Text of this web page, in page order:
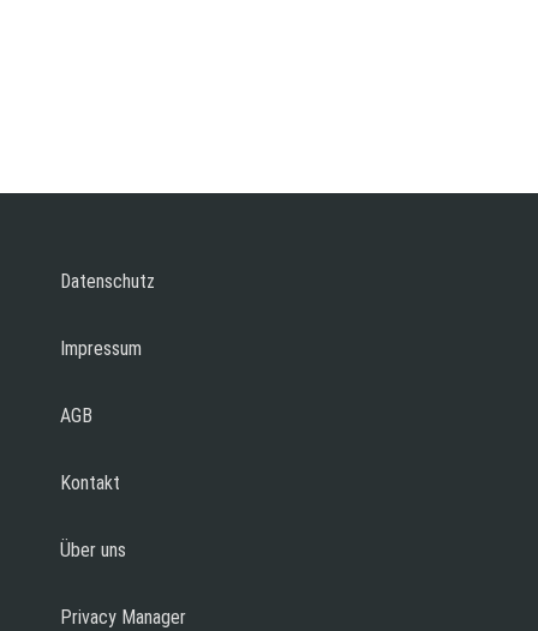
Datenschutz
Impressum
AGB
Kontakt
Über uns
Privacy Manager